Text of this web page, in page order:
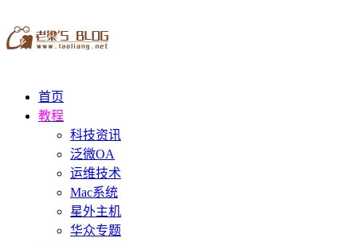
首页
教程
科技资讯
泛微OA
运维技术
Mac系统
星外主机
华众专题